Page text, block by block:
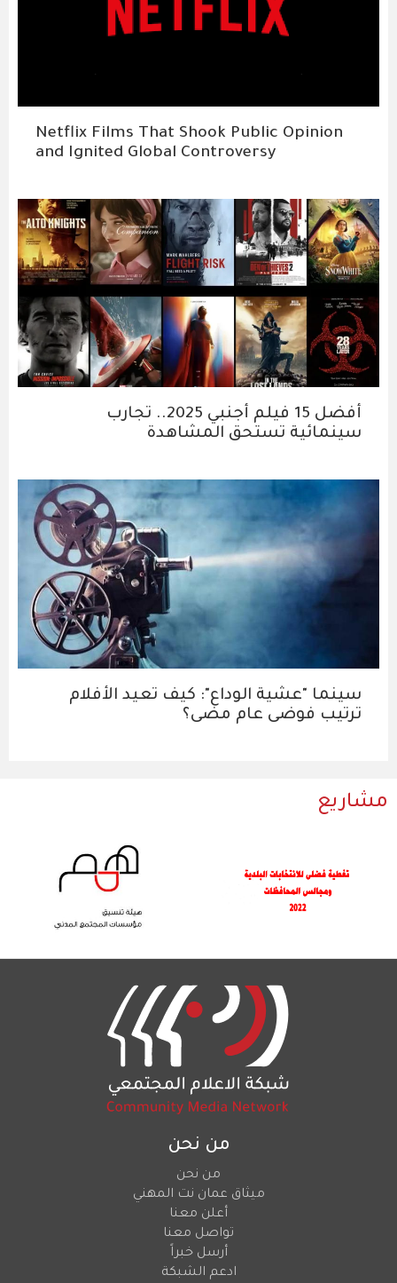
Netflix Films That Shook Public Opinion
and Ignited Global Controversy
أفضل 15 فيلم أجنبي 2025.. تجارب
سينمائية تستحق المشاهدة
سينما "عشية الوداع": كيف تعيد الأفلام
ترتيب فوضى عام مضى؟
مشاريع
من نحن
من نحن
ميثاق عمان نت المهني
أعلن معنا
تواصل معنا
أرسل خبراً
ادعم الشبكة